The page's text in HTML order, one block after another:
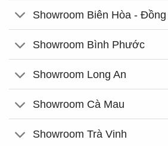
Showroom Biên Hòa - Đồng
Showroom Bình Phước
Showroom Long An
Showroom Cà Mau
Showroom Trà Vinh